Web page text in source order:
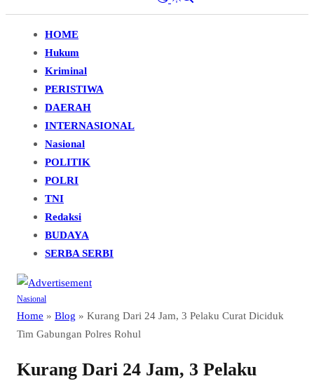
HOME
Hukum
Kriminal
PERISTIWA
DAERAH
INTERNASIONAL
Nasional
POLITIK
POLRI
TNI
Redaksi
BUDAYA
SERBA SERBI
Nasional
Home » Blog » Kurang Dari 24 Jam, 3 Pelaku Curat Diciduk
Tim Gabungan Polres Rohul
Kurang Dari 24 Jam, 3 Pelaku